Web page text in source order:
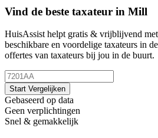
Vind de beste taxateur in Mill
HuisAssist helpt gratis & vrijblijvend
beschikbare en voordelige taxateurs in
offertes van taxateurs bij jou in de buurt.
Start Vergelijken
Gebaseerd op data
Geen verplichtingen
Snel & gemakkelijk